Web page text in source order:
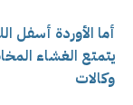
أما الأوردة أسفل
يتمتع الغشاء
وكالات